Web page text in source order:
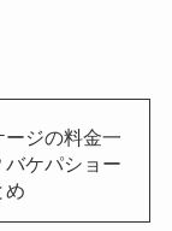
ジの料金一
バケパショー
め